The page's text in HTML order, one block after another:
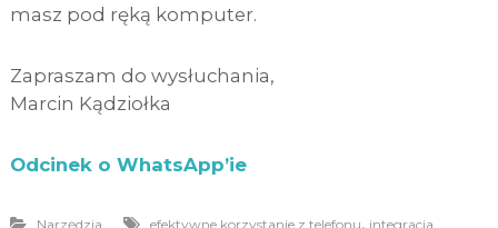
masz pod ręką komputer.
Zapraszam do wysłuchania,
Marcin Kądziołka
Odcinek o WhatsApp’ie
Narzędzia efektywne korzystanie z telefonu integracja